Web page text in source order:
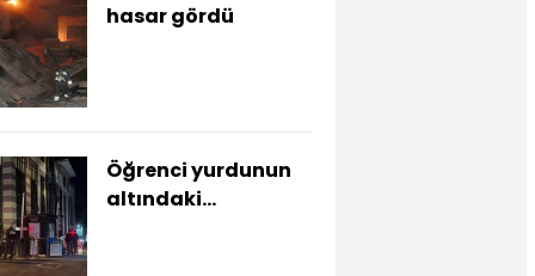
hasar gördü
Öğrenci yurdunun
altındaki